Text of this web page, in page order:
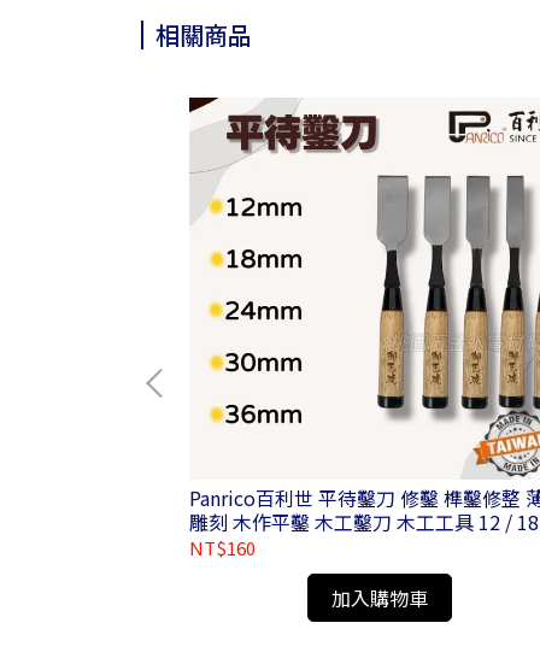
相關商品
Panrico百利世 平待鑿刀 修鑿 榫鑿修整
雕刻 木作平鑿 木工鑿刀 木工工具 12 /
24 / 30 / 36mm
NT$160
加入購物車